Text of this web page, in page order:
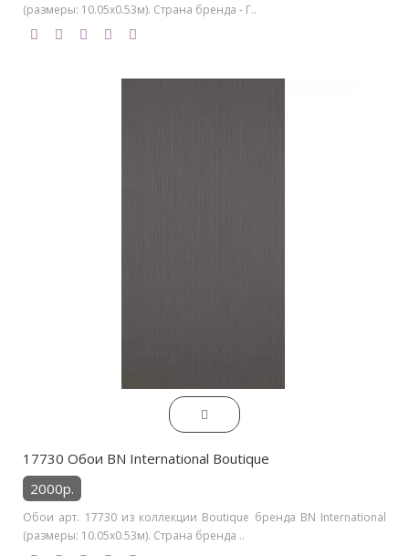
(размеры: 10.05х0.53м). Страна бренда - Г..
17730 Обои BN International Boutique
2000р.
Обои арт. 17730 из коллекции Boutique бренда BN International
(размеры: 10.05х0.53м). Страна бренда ..